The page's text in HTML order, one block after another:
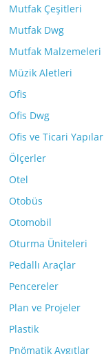
Mutfak Çeşitleri
Mutfak Dwg
Mutfak Malzemeleri
Müzik Aletleri
Ofis
Ofis Dwg
Ofis ve Ticari Yapılar
Ölçerler
Otel
Otobüs
Otomobil
Oturma Üniteleri
Pedallı Araçlar
Pencereler
Plan ve Projeler
Plastik
Pnömatik Aygıtlar